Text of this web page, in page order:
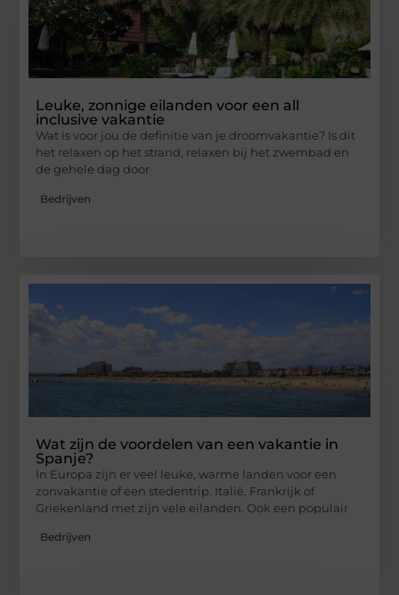
Leuke, zonnige eilanden voor een all
inclusive vakantie
Wat is voor jou de definitie van je droomvakantie? Is dit
het relaxen op het strand, relaxen bij het zwembad en
de gehele dag door
Bedrijven
Wat zijn de voordelen van een vakantie in
Spanje?
In Europa zijn er veel leuke, warme landen voor een
zonvakantie of een stedentrip. Italië, Frankrijk of
Griekenland met zijn vele eilanden. Ook een populair
Bedrijven